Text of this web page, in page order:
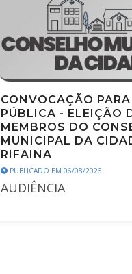
CONVOCAÇÃO
PÚBLICA - ELEIÇÃO
MEMBROS DO
MUNICIPAL DA
RIFAINA
PUBLICADO EM 06/08/2026
AUDIÊNCIA